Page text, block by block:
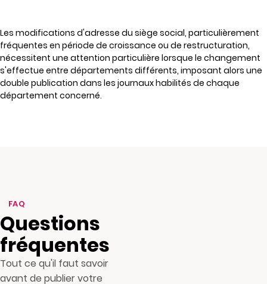
Les modifications d'adresse du siège social, particulièrement
fréquentes en période de croissance ou de restructuration,
nécessitent une attention particulière lorsque le changement
s'effectue entre départements différents, imposant alors une
double publication dans les journaux habilités de chaque
département concerné.
FAQ
Questions
fréquentes
Tout ce qu'il faut savoir
avant de publier votre